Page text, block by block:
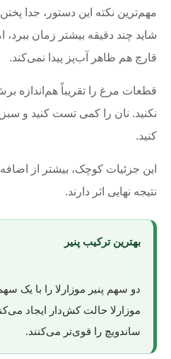
مهم‌ترین نکته این دستور، جدا
شاید چند دقیقه بیشتر زمان
قارچ هم ظاهر آب‌پز پیدا نمی‌کند.
قطعات مرغ را تقریباً هم‌اندازه
نکنید. نان را کمی تست کنید و
کنید.
این جزئیات کوچک، بیشتر از
نتیجه نهایی اثر دارند.
بهترین ترکیب پنیر
دو سهم پنیر موزارلا را با یک
موزارلا حالت کش‌دار ایجاد
ساندویچ را قوی‌تر می‌کنند.